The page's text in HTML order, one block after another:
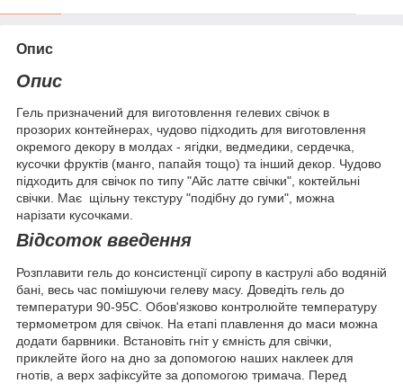
Опис
Опис
Гель призначений для виготовлення гелевих свічок в
прозорих контейнерах, чудово підходить для виготовлення
окремого декору в молдах - ягідки, ведмедики, сердечка,
кусочки фруктів (манго, папайя тощо) та інший декор. Чудово
підходить для свічок по типу "Айс латте свічки", коктейльні
свічки. Має щільну текстуру "подібну до гуми", можна
нарізати кусочками.
Відсоток введення
Розплавити гель до консистенції сиропу в каструлі або водяній
бані, весь час помішуючи гелеву масу. Доведіть гель до
температури 90-95С. Обов'язково контролюйте температуру
термометром для свічок. На етапі плавлення до маси можна
додати барвники. Встановіть гніт у ємність для свічки,
приклейте його на дно за допомогою наших наклеек для
гнотів, а верх зафіксуйте за допомогою тримача. Перед